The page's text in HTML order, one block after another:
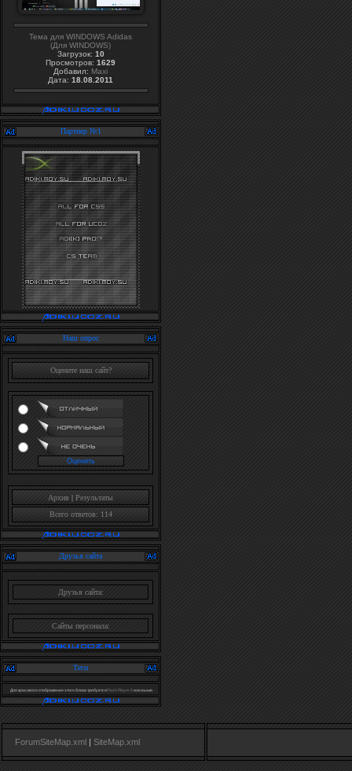
Тема для WINDOWS Adidas
(Для WINDOWS)
Загрузок: 10
Просмотров: 1629
Добавил: Maxi
Дата: 18.08.2011
Партнер №1
Наш опрос
Оцените наш сайт?
Архив | Результаты
Всего ответов: 114
Друзья сайта
Друзья сайта:
Сайты персонала:
Теги
Для красивого отображения этого блока требуетсяFlash Player 9или выше.
ForumSiteMap.xml | SiteMap.xml